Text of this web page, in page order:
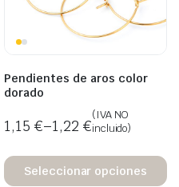
Pendientes de aros color
dorado
1,15 €–1,22 €
(IVA NO
incluido)
Seleccionar opciones